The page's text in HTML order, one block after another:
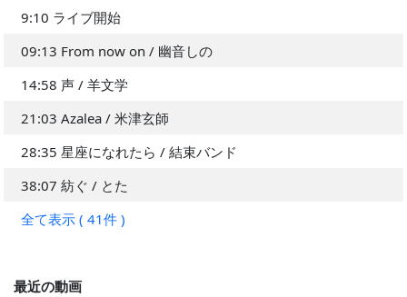
9:10 ライブ開始
09:13 From now on / 幽音しの
14:58 声 / 羊文学
21:03 Azalea / 米津玄師
28:35 星座になれたら / 結束バンド
38:07 紡ぐ / とた
全て表示 ( 41件 )
最近の動画